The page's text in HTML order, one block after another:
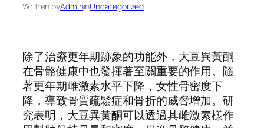
Written byAdmininUncategorized
除了治療更年期跡象的功能外，大豆異黃酮
在骨骼健康中也發揮著至關重要的作用。隨
著更年期雌激素水平下降，女性骨密度下
降，導致骨質疏鬆症和骨折的威脅增加。研
究表明，大豆異黃酮可以透過其雌激素樣作